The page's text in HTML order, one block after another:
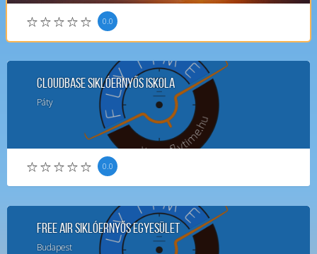
0.0
Cloudbase Siklóernyős Iskola
Páty
0.0
Free Air Siklóernyős Egyesület
Budapest